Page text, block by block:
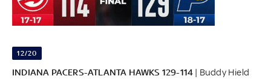
12/20
INDIANA PACERS-ATLANTA HAWKS 129-114 | Buddy Hield